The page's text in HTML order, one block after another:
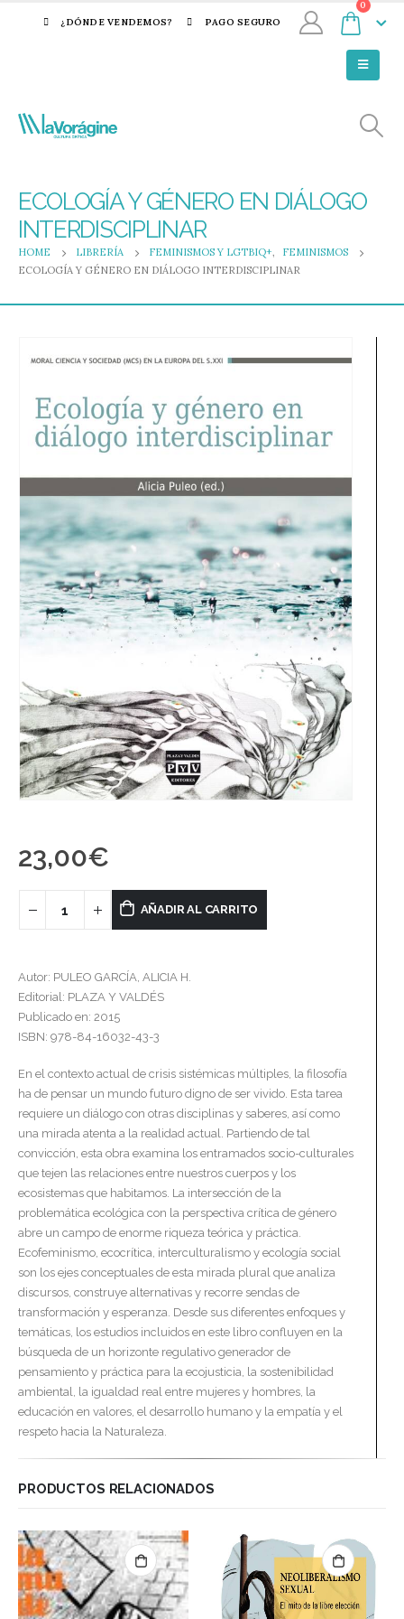
¿DÓNDE VENDEMOS? PAGO SEGURO
0
ECOLOGÍA Y GÉNERO EN DIÁLOGO
INTERDISCIPLINAR
HOME LIBRERÍA FEMINISMOS Y LGTBIQ+,
FEMINISMOS
ECOLOGÍA Y GÉNERO EN DIÁLOGO INTERDISCIPLINAR
23,00€
AÑADIR AL CARRITO
Autor: PULEO GARCÍA, ALICIA H.
Editorial: PLAZA Y VALDÉS
Publicado en: 2015
ISBN: 978-84-16032-43-3
En el contexto actual de crisis sistémicas múltiples, la filosofía
ha de pensar un mundo futuro digno de ser vivido. Esta tarea
requiere un diálogo con otras disciplinas y saberes, así como
una mirada atenta a la realidad actual. Partiendo de tal
convicción, esta obra examina los entramados socio-culturales
que tejen las relaciones entre nuestros cuerpos y los
ecosistemas que habitamos. La intersección de la
problemática ecológica con la perspectiva crítica de género
abre un campo de enorme riqueza teórica y práctica.
Ecofeminismo, ecocrítica, interculturalismo y ecología social
son los ejes conceptuales de esta mirada plural que analiza
discursos, construye alternativas y recorre sendas de
transformación y esperanza. Desde sus diferentes enfoques y
temáticas, los estudios incluidos en este libro confluyen en la
búsqueda de un horizonte regulativo generador de
pensamiento y práctica para la ecojusticia, la sostenibilidad
ambiental, la igualdad real entre mujeres y hombres, la
educación en valores, el desarrollo humano y la empatía y el
respeto hacia la Naturaleza.
PRODUCTOS RELACIONADOS